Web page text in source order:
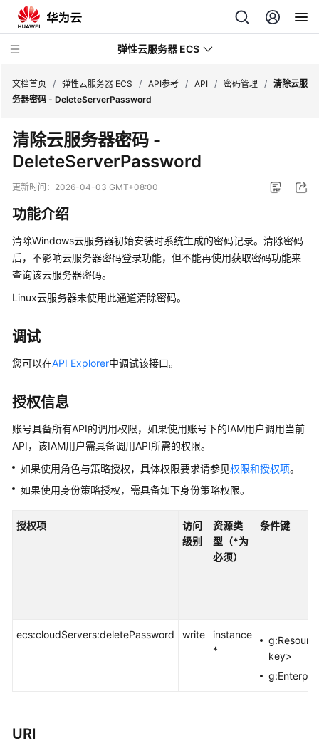
弹性云服务器 ECS
最
新
动
服
务
公
告
品
绍
计
说
快
速
门
用
实
皮
文档首页 / 弹性云服务器 ECS / API参考 / API / 密码管理 / 清除云服
务器密码 - DeleteServerPassword
清除云服务器密码 -
DeleteServerPassword
更新时间： 2026-04-03 GMT+08:00
功能介绍
清除Windows云服务器初始安装时系统生成的密码记录。清除密码
后，不影响云服务器密码登录功能，但不能再使用获取密码功能来
查询该云服务器密码。
Linux云服务器未使用此通道清除密码。
调试
您可以在API Explorer中调试该接口。
授权信息
账号具备所有API的调用权限，如果使用账号下的IAM用户调用当前
API，该IAM用户需具备调用API所需的权限。
如果使用角色与策略授权，具体权限要求请参见权限和授权项。
如果使用身份策略授权，需具备如下身份策略权限。
授权项
访问
级别
资源类
型（*为
必须）
条件键
ecs:cloudServers:deletePassword write
instance
*
key>
URI